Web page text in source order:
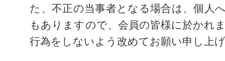
た、不正の当事者となる場合は、個人
もありますので、会員の皆様に於かれ
行為をしないよう改めてお願い申し上